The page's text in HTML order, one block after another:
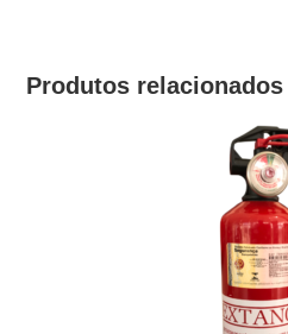
Produtos relacionados